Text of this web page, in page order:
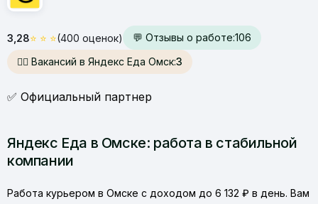
3,28⭐ ⭐ ⭐(400 оценок) 💬 Отзывы о работе:106
🙋‍♂️ Вакансий в Яндекс Еда Омск:3
✅ Официальный партнер
Яндекс Еда в Омске: работа в стабильной
компании
Работа курьером в Омске с доходом до 6 132 ₽ в день. Вам